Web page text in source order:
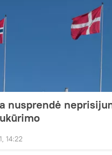
nusprendė
14:22